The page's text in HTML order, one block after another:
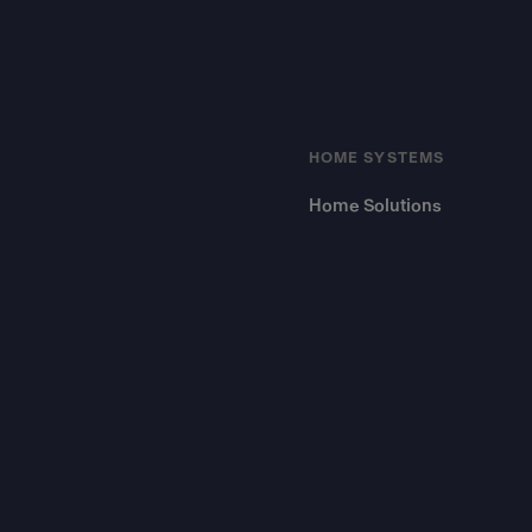
HOME SYSTEMS
Home Solutions